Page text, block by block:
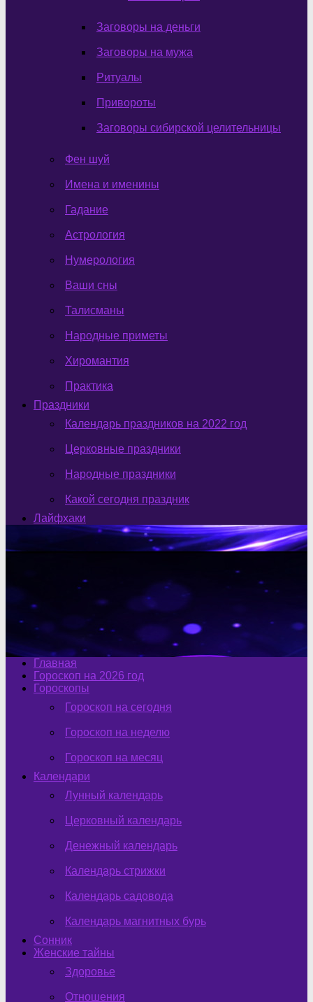
Заговоры на деньги
Заговоры на мужа
Ритуалы
Привороты
Заговоры сибирской целительницы
Фен шуй
Имена и именины
Гадание
Астрология
Нумерология
Ваши сны
Талисманы
Народные приметы
Хиромантия
Практика
Праздники
Календарь праздников на 2022 год
Церковные праздники
Народные праздники
Какой сегодня праздник
Лайфхаки
Главная
Гороскоп на 2026 год
Гороскопы
Гороскоп на сегодня
Гороскоп на неделю
Гороскоп на месяц
Календари
Лунный календарь
Церковный календарь
Денежный календарь
Календарь стрижки
Календарь садовода
Календарь магнитных бурь
Сонник
Женские тайны
Здоровье
Отношения